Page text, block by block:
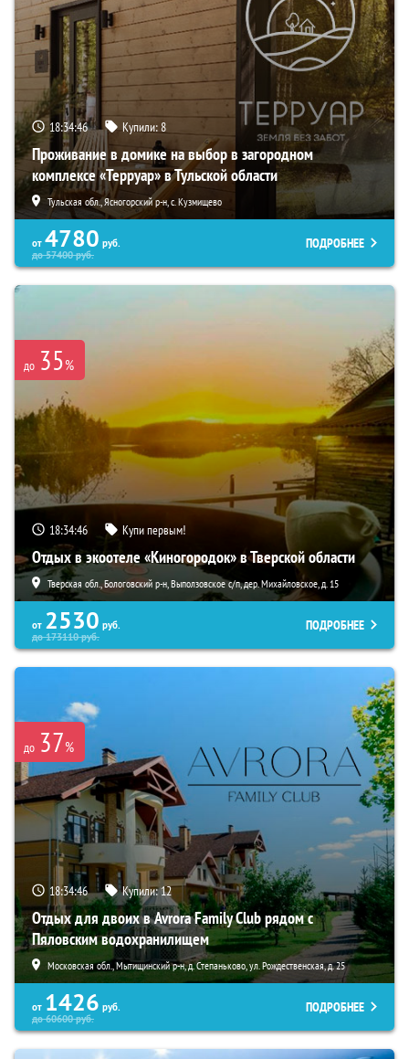
18:34:44 Купили:8
Проживание в домике на выбор в загородном
комплексе «Терруар» в Тульской области
Тульская обл., Ясногорский р-н, с. Кузмищево
от 4780 руб.
до57400руб.
ПОДРОБНЕЕ
до 35%
18:34:44 Купи первым!
Отдых в экоотеле «Киногородок» в Тверской области
Тверская обл., Бологовский р-н, Выползовское с/п, дер. Михайловское, д. 15
от 2530 руб.
до173110руб.
ПОДРОБНЕЕ
до 37%
18:34:44 Купили:12
Отдых для двоих в Avrora Family Club рядом с
Пяловским водохранилищем
Московская обл., Мытищинский р-н, д. Степаньково, ул. Рождественская, д. 25
от 1426 руб.
до60600руб.
ПОДРОБНЕЕ